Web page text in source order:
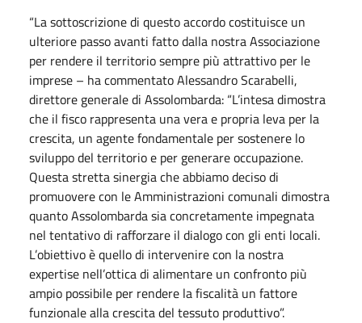
“La sottoscrizione di questo accordo costituisce un
ulteriore passo avanti fatto dalla nostra Associazione
per rendere il territorio sempre più attrattivo per le
imprese – ha commentato Alessandro Scarabelli,
direttore generale di Assolombarda: “L’intesa dimostra
che il fisco rappresenta una vera e propria leva per la
crescita, un agente fondamentale per sostenere lo
sviluppo del territorio e per generare occupazione.
Questa stretta sinergia che abbiamo deciso di
promuovere con le Amministrazioni comunali dimostra
quanto Assolombarda sia concretamente impegnata
nel tentativo di rafforzare il dialogo con gli enti locali.
L’obiettivo è quello di intervenire con la nostra
expertise nell’ottica di alimentare un confronto più
ampio possibile per rendere la fiscalità un fattore
funzionale alla crescita del tessuto produttivo”.